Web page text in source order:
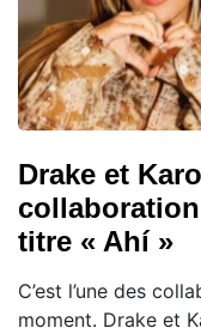
Drake et
titre « Ahí »
C’est l’une des
moment. Drake et